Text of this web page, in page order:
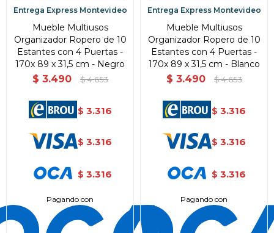
Entrega Express Montevideo
Mueble Multiusos
Organizador Ropero de 10
Estantes con 4 Puertas -
170x 89 x 31,5 cm - Negro
$ 3.490 $ 4.653
$ 3.316
$ 3.316
$ 3.316
Pagando con
Entrega Express Montevideo
Mueble Multiusos
Organizador Ropero de 10
Estantes con 4 Puertas -
170x 89 x 31,5 cm - Blanco
$ 3.490 $ 4.653
$ 3.316
$ 3.316
$ 3.316
Pagando con